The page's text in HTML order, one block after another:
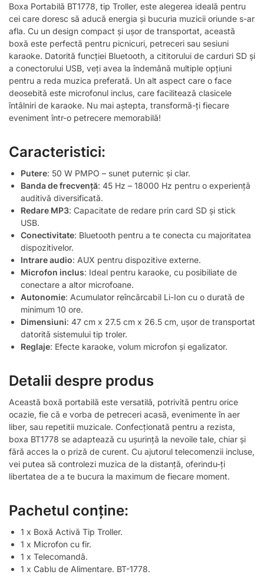
Boxa Portabilă BT1778, tip Troller, este alegerea ideală pentru
cei care doresc să aducă energia și bucuria muzicii oriunde s-ar
afla. Cu un design compact și ușor de transportat, această
boxă este perfectă pentru picnicuri, petreceri sau sesiuni
karaoke. Datorită funcției Bluetooth, a cititorului de carduri SD și
a conectorului USB, veți avea la îndemână multiple opțiuni
pentru a reda muzica preferată. Un alt aspect care o face
deosebită este microfonul inclus, care facilitează clasicele
întâlniri de karaoke. Nu mai aștepta, transformă-ți fiecare
eveniment într-o petrecere memorabilă!
Caracteristici:
Putere: 50 W PMPO – sunet puternic și clar.
Banda de frecvență: 45 Hz – 18000 Hz pentru o experiență
auditivă diversificată.
Redare MP3: Capacitate de redare prin card SD și stick
USB.
Conectivitate: Bluetooth pentru a te conecta cu majoritatea
dispozitivelor.
Intrare audio: AUX pentru dispozitive externe.
Microfon inclus: Ideal pentru karaoke, cu posibiliate de
conectare a altor microfoane.
Autonomie: Acumulator reîncărcabil Li-Ion cu o durată de
minimum 10 ore.
Dimensiuni: 47 cm x 27.5 cm x 26.5 cm, ușor de transportat
datorită sistemului tip troler.
Reglaje: Efecte karaoke, volum microfon și egalizator.
Detalii despre produs
Această boxă portabilă este versatilă, potrivită pentru orice
ocazie, fie că e vorba de petreceri acasă, evenimente în aer
liber, sau repetitii muzicale. Confecționată pentru a rezista,
boxa BT1778 se adaptează cu ușurință la nevoile tale, chiar și
fără acces la o priză de curent. Cu ajutorul telecomenzii incluse,
vei putea să controlezi muzica de la distanță, oferindu-ți
libertatea de a te bucura la maximum de fiecare moment.
Pachetul conține:
1 x Boxă Activă Tip Troller.
1 x Microfon cu fir.
1 x Telecomandă.
1 x Cablu de Alimentare. BT-1778.